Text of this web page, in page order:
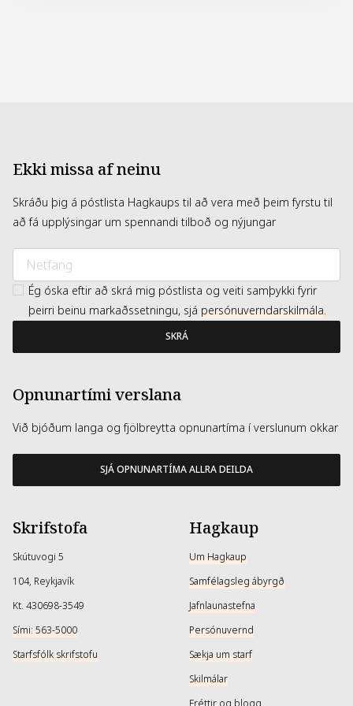
Ekki missa af neinu
Skráðu þig á póstlista Hagkaups til að vera með þeim fyrstu til
að fá upplýsingar um spennandi tilboð og nýjungar
Ég óska eftir að skrá mig póstlista og veiti samþykki fyrir
þeirri beinu markaðssetningu, sjá persónuverndarskilmála.
SKRÁ
Opnunartími verslana
Við bjóðum langa og fjölbreytta opnunartíma í verslunum okkar
SJÁ OPNUNARTÍMA ALLRA DEILDA
Skrifstofa
Skútuvogi 5
104, Reykjavík
Kt. 430698-3549
Sími: 563-5000
Starfsfólk skrifstofu
Hagkaup
Um Hagkaup
Samfélagsleg ábyrgð
Jafnlaunastefna
Persónuvernd
Sækja um starf
Skilmálar